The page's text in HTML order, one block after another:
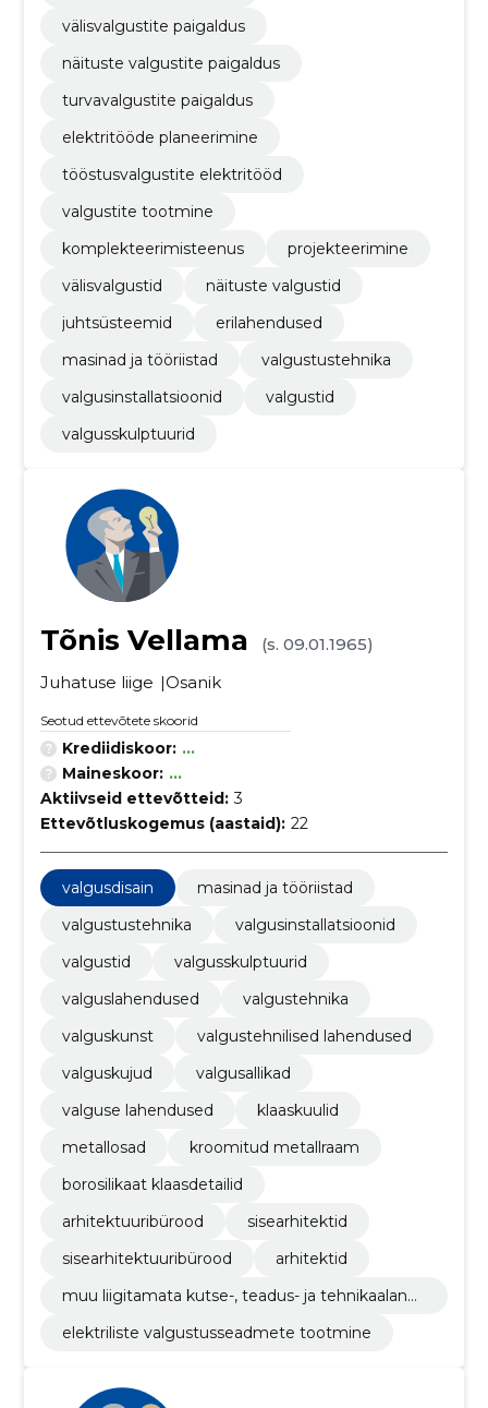
välisvalgustite paigaldus
näituste valgustite paigaldus
turvavalgustite paigaldus
elektritööde planeerimine
tööstusvalgustite elektritööd
valgustite tootmine
komplekteerimisteenus
projekteerimine
välisvalgustid
näituste valgustid
juhtsüsteemid
erilahendused
masinad ja tööriistad
valgustustehnika
valgusinstallatsioonid
valgustid
valgusskulptuurid
Tõnis Vellama
(s. 09.01.1965)
Juhatuse liige
Osanik
Seotud ettevõtete skoorid
Krediidiskoor: ...
Maineskoor: ...
Aktiivseid ettevõtteid: 3
Ettevõtluskogemus (aastaid): 22
valgusdisain
masinad ja tööriistad
valgustustehnika
valgusinstallatsioonid
valgustid
valgusskulptuurid
valguslahendused
valgustehnika
valguskunst
valgustehnilised lahendused
valguskujud
valgusallikad
valguse lahendused
klaaskuulid
metallosad
kroomitud metallraam
borosilikaat klaasdetailid
arhitektuuribürood
sisearhitektid
sisearhitektuuribürood
arhitektid
muu liigitamata kutse-, teadus- ja tehnikaalane
elektriliste valgustusseadmete tootmine